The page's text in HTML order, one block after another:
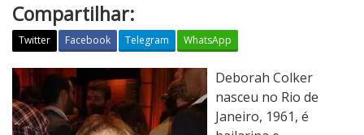
Compartilhar:
Twitter Facebook Telegram WhatsApp
P
o
u
Deborah Colker
nasceu no Rio de
Janeiro, 1961, é